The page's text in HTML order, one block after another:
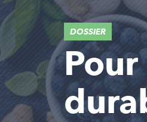
l'engagement
DOSSIER